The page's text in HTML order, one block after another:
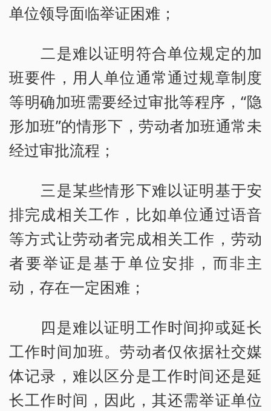
单位领导面临举证困难；
二是难以证明符合单位规定的加
班要件，用人单位通常通过规章制度
等明确加班需要经过审批等程序，“隐
形加班”的情形下，劳动者加班通常未
经过审批流程；
三是某些情形下难以证明基于安
排完成相关工作，比如单位通过语音
等方式让劳动者完成相关工作，劳动
者要举证是基于单位安排，而非主
动，存在一定困难；
四是难以证明工作时间抑或延长
工作时间加班。劳动者仅依据社交媒
体记录，难以区分是工作时间还是延
长工作时间，因此，其还需举证单位